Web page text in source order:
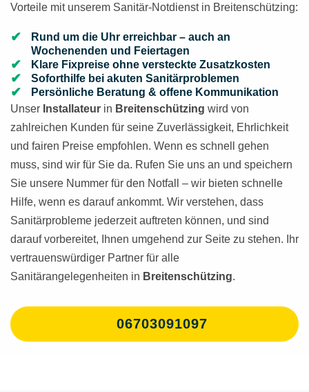
Vorteile mit unserem Sanitär-Notdienst in Breitenschützing:
Rund um die Uhr erreichbar – auch an
Wochenenden und Feiertagen
Klare Fixpreise ohne versteckte Zusatzkosten
Soforthilfe bei akuten Sanitärproblemen
Persönliche Beratung & offene Kommunikation
Unser Installateur in Breitenschützing wird von
zahlreichen Kunden für seine Zuverlässigkeit, Ehrlichkeit
und fairen Preise empfohlen. Wenn es schnell gehen
muss, sind wir für Sie da. Rufen Sie uns an und speichern
Sie unsere Nummer für den Notfall – wir bieten schnelle
Hilfe, wenn es darauf ankommt. Wir verstehen, dass
Sanitärprobleme jederzeit auftreten können, und sind
darauf vorbereitet, Ihnen umgehend zur Seite zu stehen. Ihr
vertrauenswürdiger Partner für alle
Sanitärangelegenheiten in Breitenschützing.
06703091097